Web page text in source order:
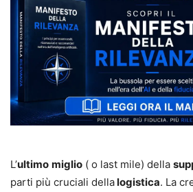
L’ultimo miglio ( o last mile) della
parti più cruciali dellalogistica. La